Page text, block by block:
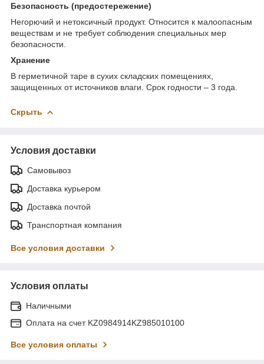
Безопасность (предостережение)
Негорючий и нетоксичный продукт. Относится к малоопасным
веществам и не требует соблюдения специальных мер
безопасности.
Хранение
В герметичной таре в сухих складских помещениях,
защищенных от источников влаги. Срок годности – 3 года.
Скрыть
Условия доставки
Самовывоз
Доставка курьером
Доставка почтой
Транспортная компания
Все условия доставки
Условия оплаты
Наличными
Оплата на счет KZ0984914KZ985010100
Все условия оплаты